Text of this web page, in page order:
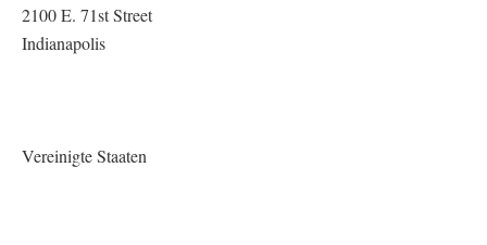
2100 E. 71st Street
Indianapolis
Vereinigte Staaten